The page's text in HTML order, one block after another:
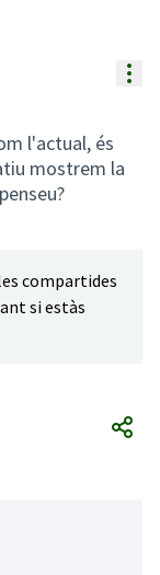
l'actual, és
mostrem la
compartides
si estàs